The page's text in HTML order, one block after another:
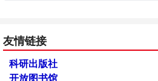
友情链接
科研出版社
开放图书馆